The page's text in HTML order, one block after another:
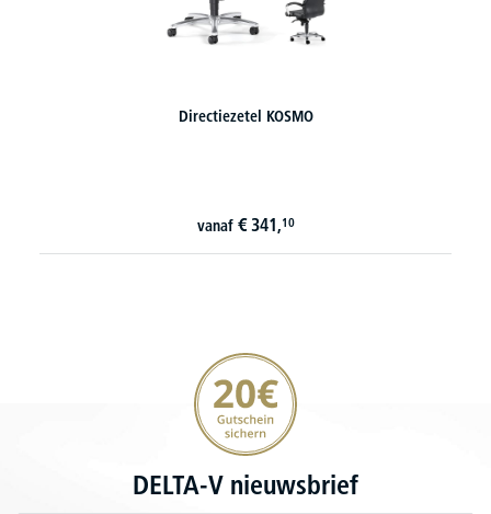
Directiezetel SITNESS MANAGER met armleggers
vanaf € 439,20
20€ korting verzekeren
DELTA-V nieuwsbrief